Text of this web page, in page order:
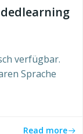
verfügbar.
Sprache
Read more